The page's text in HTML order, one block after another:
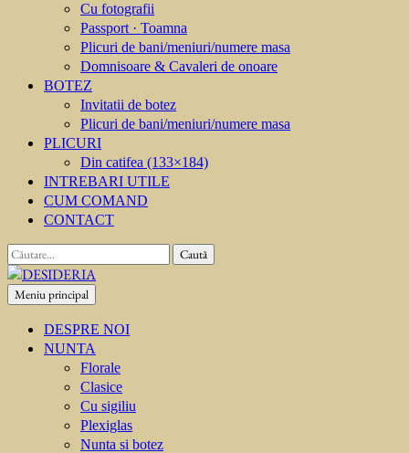
Cu fotografii
Passport · Toamna
Plicuri de bani/meniuri/numere masa
Domnisoare & Cavaleri de onoare
BOTEZ
Invitatii de botez
Plicuri de bani/meniuri/numere masa
PLICURI
Din catifea (133×184)
INTREBARI UTILE
CUM COMAND
CONTACT
Caută
după:
DESIDERIA
Creator de invitati
Meniu principal
DESPRE NOI
NUNTA
Florale
Clasice
Cu sigiliu
Plexiglas
Nunta si botez